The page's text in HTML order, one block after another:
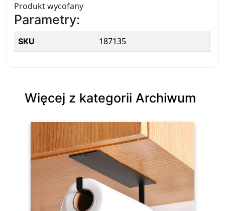
Produkt wycofany
Parametry:
SKU 187135
Więcej z kategorii Archiwum